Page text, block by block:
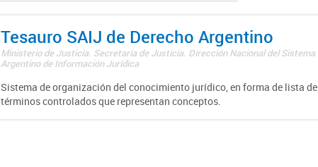
Tesauro SAIJ de Derecho Argentino
Ministerio de Justicia. Secretaría de Justicia. Dirección Nacional del Sistema
Argentino de Información Jurídica
Sistema de organización del conocimiento jurídico, en forma de lista de
términos controlados que representan conceptos.